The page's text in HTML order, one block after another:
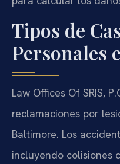
Tipos de
Personales
Law Offices Of SRIS,
reclamaciones por
Baltimore. Los
incluyendo colisiones